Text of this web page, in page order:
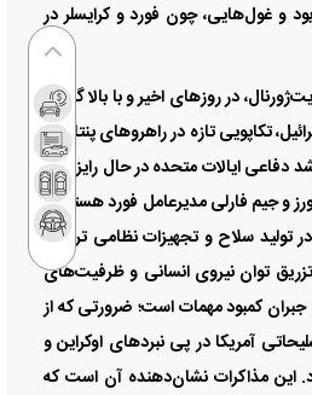
بود و غول‌هایی، چون فورد و کرایسلر در
در روز‌های اخیر و با بالا گرفتن
تکاپویی تازه در راهرو‌های پنتاگون
ایالات متحده در حال رایزنی با
و جیم فارلی مدیرعامل فورد هستند تا
تولید سلاح و تجهیزات نظامی ترغیب
توان نیروی انسانی و ظرفیت‌های
کمبود مهمات است؛ ضرورتی که از
آمریکا در پی نبرد‌های اوکراین و
این مذاکرات نشان‌دهنده آن است که